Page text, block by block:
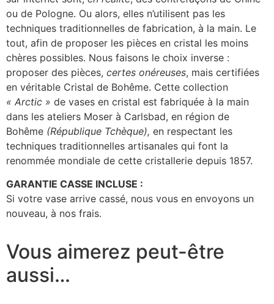
ou de Pologne. Ou alors, elles n’utilisent pas les
techniques traditionnelles de fabrication, à la main. Le
tout, afin de proposer les pièces en cristal les moins
chères possibles. Nous faisons le choix inverse :
proposer des pièces, certes onéreuses, mais certifiées
en véritable Cristal de Bohême. Cette collection
« Arctic » de vases en cristal est fabriquée à la main
dans les ateliers Moser à Carlsbad, en région de
Bohême (République Tchèque), en respectant les
techniques traditionnelles artisanales qui font la
renommée mondiale de cette cristallerie depuis 1857.
GARANTIE CASSE INCLUSE :
Si votre vase arrive cassé, nous vous en envoyons un
nouveau, à nos frais.
Vous aimerez peut-être
aussi…